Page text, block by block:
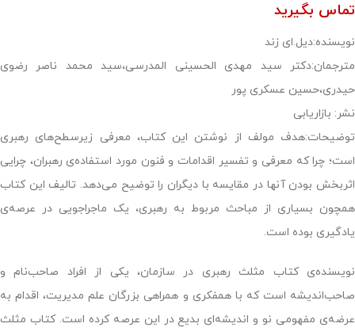
تماس بگیرید
نویسنده:دیل.ای زند
مترجمان:دکتر سید مهدی الحسینی المدرسی،سید محمد ناصر رضوی
حیدری،حسین عسکری پور
نشر: بازاریابی
توضیحات:هدف مولف از نوشتن این کتاب، معرفی زیرسطح‌های رهبری
است؛ چرا که معرفی و تفسیر اقدامات و فنون مورد استفاده‌ی رهبران، چرایی
اثربخش بودن آنها در مقایسه با دیگران را توضیح می‌دهد. تالیف این کتاب
همچون بسیاری از مباحث مربوط به رهبری، یک ماجراجویی در عرصه‌ی
یادگیری بوده است.
نویسنده‌ی کتاب مثلث رهبری در سازمان، یکی از افراد صاحب‌نام و
صاحب‌اندیشه است که با همفکری و همراهی بزرگان علم مدیریت، اقدام به
عرضه‌ی مفهومی نو و اندیشه‌ای بدیع در این عرصه کرده است. کتاب مثلث